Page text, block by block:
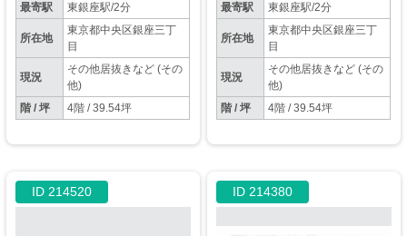
最寄駅 東銀座駅/2分
所在地
東京都中央区銀座三丁
目
現況
その他居抜きなど (その
他)
階 / 坪
4階 / 39.54坪
最寄駅 東銀座駅/2分
所在地
東京都中央区銀座三丁
目
現況
その他居抜きなど (その
他)
階 / 坪
4階 / 39.54坪
ID 214520 ID 214380